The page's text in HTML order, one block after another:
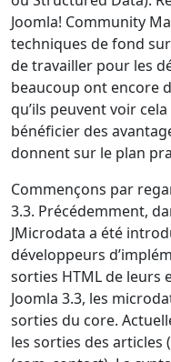
Joomla! Community
techniques de fond
de travailler pour les
beaucoup ont encore
qu’ils peuvent voir
bénéficier des
donnent sur le plan
Commençons par
3.3. Précédemment,
JMicrodata a été
développeurs
sorties HTML de leurs
Joomla 3.3, les
sorties du core.
les sorties des articles